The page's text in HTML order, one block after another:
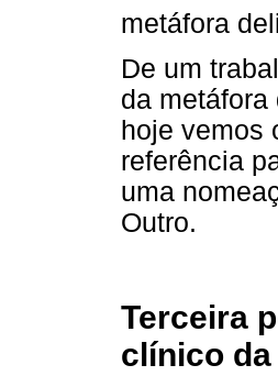
metáfora
De um
da
hoje vemos
referência
uma
Outro.
Terceira
clínico